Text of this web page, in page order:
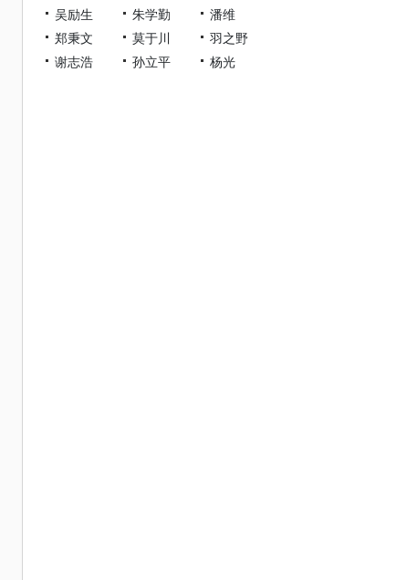
吴励生
朱学勤
潘维
郑秉文
莫于川
羽之野
谢志浩
孙立平 杨光